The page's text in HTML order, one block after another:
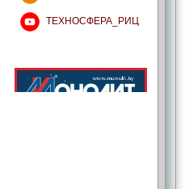
ТЕХНОСФЕРА_РИЦ